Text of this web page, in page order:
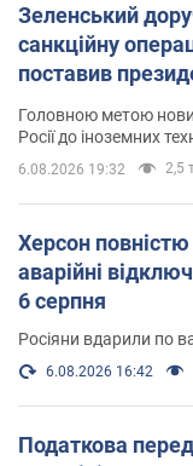
Зеленський
санкційну
поставив
Головною метою
Росії до іноземних
6.08.2026 19:32 2,5
Херсон
аварійні
6 серпня
Росіяни вдарили по
6.08.2026 16:42
Податкова